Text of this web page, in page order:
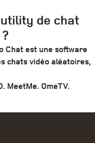
de chat
Chat est une software
chats vidéo aléatoires,
MeetMe. OmeTV.